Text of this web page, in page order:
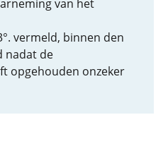
van het
vermeld, binnen den
nadat de
opgehouden onzeker